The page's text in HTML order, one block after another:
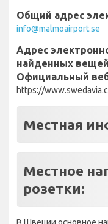
Общий адрес
info@malmoairport.se
Адрес
найденных
Официальный
https://
Местная
Местное
розетки: